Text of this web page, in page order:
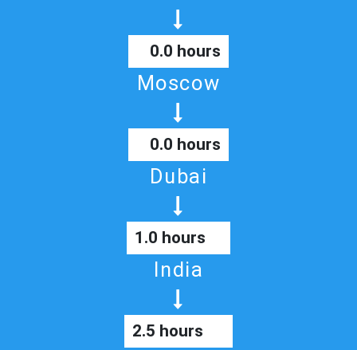
0.0 hours
Moscow
0.0 hours
Dubai
1.0 hours
India
2.5 hours